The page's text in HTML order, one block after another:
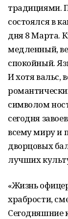
традициями.
состоялся в
дня 8 Марта.
медленный,
спокойный.
И хотя вальс,
символом
сегодня
всему миру и
дворцовых
лучших
«Жизнь
храбрости,
Сегодняшние